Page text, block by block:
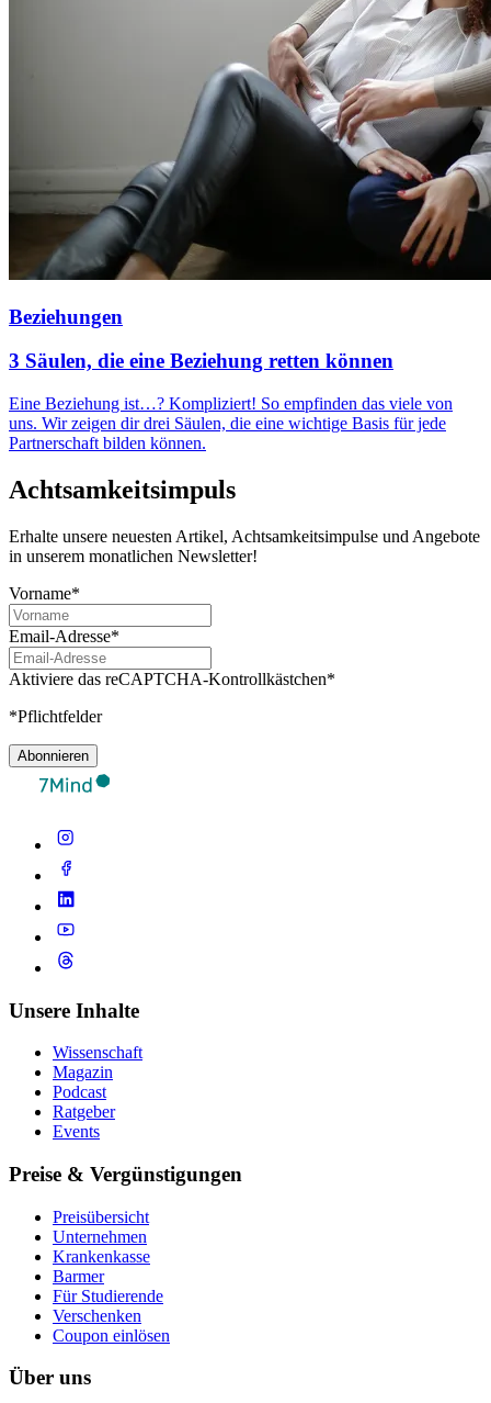
Beziehungen
3 Säulen, die eine Beziehung retten können
Eine Beziehung ist…? Kompliziert! So empfinden das viele von
uns. Wir zeigen dir drei Säulen, die eine wichtige Basis für jede
Partnerschaft bilden können.
Achtsamkeitsimpuls
Erhalte unsere neuesten Artikel, Achtsamkeitsimpulse und Angebote
in unserem monatlichen Newsletter!
Vorname*
Email-Adresse*
Aktiviere das reCAPTCHA-Kontrollkästchen*
*Pflichtfelder
Abonnieren
Unsere Inhalte
Wissenschaft
Magazin
Podcast
Ratgeber
Events
Preise & Vergünstigungen
Preisübersicht
Unternehmen
Krankenkasse
Barmer
Für Studierende
Ver­schen­ken
Coupon einlösen
Über uns